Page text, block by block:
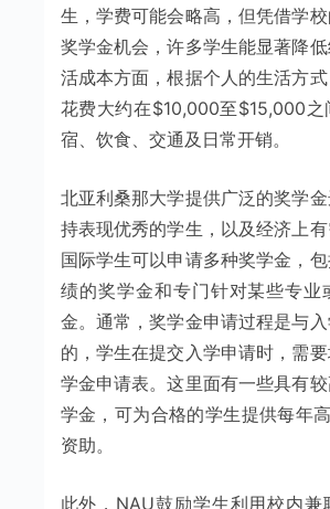
生，学费可能会略高，但凭借学
奖学金机会，许多学生能显著降
活成本方面，根据个人的生活方
花费大约在$10,000至$15,000之
宿、饮食、交通及日常开销。
北亚利桑那大学提供广泛的奖学
持表现优秀的学生，以及经济上有
国际学生可以申请多种奖学金，
绩的奖学金和专门针对某些专业
金。通常，奖学金申请过程是与
的，学生在提交入学申请时，需
学金申请表。这里面有一些具有
学金，可为合格的学生提供每年
资助。
此外，NAU鼓励学生利用校内兼